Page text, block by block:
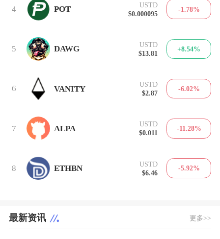
4 POT
USTD
$0.000095
-1.78%
5 DAWG
USTD
$13.81
+8.54%
6 VANITY
USTD
$2.87
-6.02%
7 ALPA
USTD
$0.011
-11.28%
8 ETHBN
USTD
$6.46
-5.92%
最新资讯 更多>>